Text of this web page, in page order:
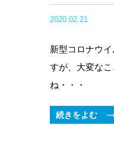
2020.02.21
新型コロナウ
すが、大変な
ね・・・
続きをよむ